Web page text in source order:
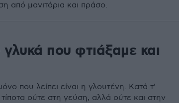
από μανιτάρια και πράσο.
που φτιάξαμε και
που λείπει είναι η γλουτένη. Κατά τ'
ούτε στη γεύση, αλλά ούτε και στην